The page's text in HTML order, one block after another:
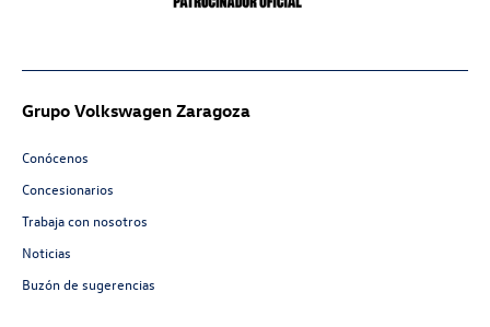
Grupo Volkswagen Zaragoza
Conócenos
Concesionarios
Trabaja con nosotros
Noticias
Buzón de sugerencias